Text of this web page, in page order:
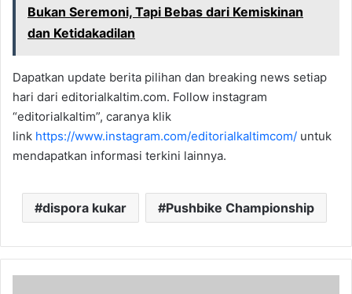
Bukan Seremoni, Tapi Bebas dari Kemiskinan
dan Ketidakadilan
Dapatkan update berita pilihan dan breaking news setiap
hari dari editorialkaltim.com. Follow instagram
“editorialkaltim”, caranya klik
link https://www.instagram.com/editorialkaltimcom/ untuk
mendapatkan informasi terkini lainnya.
dispora kukar Pushbike Championship